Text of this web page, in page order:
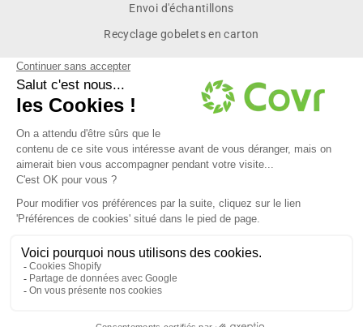
Envoi d'échantillons
Recyclage gobelets en carton
Inscrivez vous pour recevoir les dernières actualités et des
offres exclusives réservées à nos membres.
INSCRIVEZ-
VOUS
À
NOTRE
INFOLETTRE
S'INSCRIRE
contact@covrpack.com
91 rue du faubourg Saint-Denis 75010 Paris